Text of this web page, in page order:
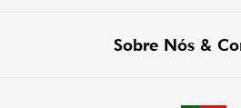
Sobre Nós &